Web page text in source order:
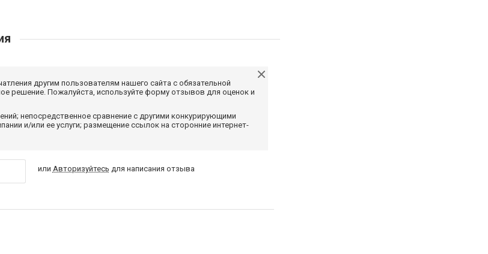
другим пользователям нашего сайта с обязательной
решение. Пожалуйста, используйте форму отзывов для оценок и
непосредственное сравнение с другими конкурирующими
и/или ее услуги; размещение ссылок на сторонние интернет-
или Авторизуйтесь для написания отзыва